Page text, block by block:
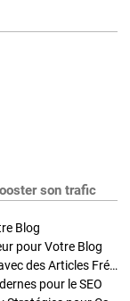
son trafic
Blog
pour Votre Blog
Stratégies de Publication : Boostez Votre Blog avec des Articles Fréquents et Exclusifs
pour le SEO